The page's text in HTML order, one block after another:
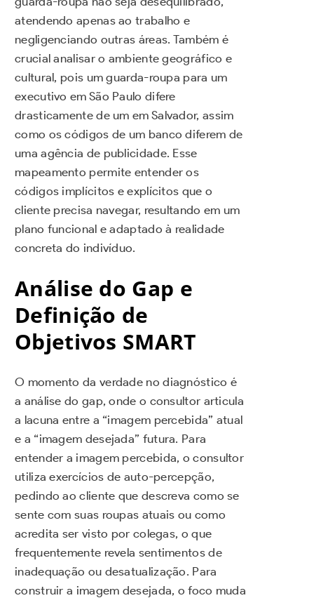
atendendo apenas ao trabalho e
negligenciando outras áreas. Também é
crucial analisar o ambiente geográfico e
cultural, pois um guarda-roupa para um
executivo em São Paulo difere
drasticamente de um em Salvador, assim
como os códigos de um banco diferem de
uma agência de publicidade. Esse
mapeamento permite entender os
códigos implícitos e explícitos que o
cliente precisa navegar, resultando em um
plano funcional e adaptado à realidade
concreta do indivíduo.
Análise do Gap e
Definição de
Objetivos SMART
O momento da verdade no diagnóstico é
a análise do gap, onde o consultor articula
a lacuna entre a “imagem percebida” atual
e a “imagem desejada” futura. Para
entender a imagem percebida, o consultor
utiliza exercícios de auto-percepção,
pedindo ao cliente que descreva como se
sente com suas roupas atuais ou como
acredita ser visto por colegas, o que
frequentemente revela sentimentos de
inadequação ou desatualização. Para
construir a imagem desejada, o foco muda